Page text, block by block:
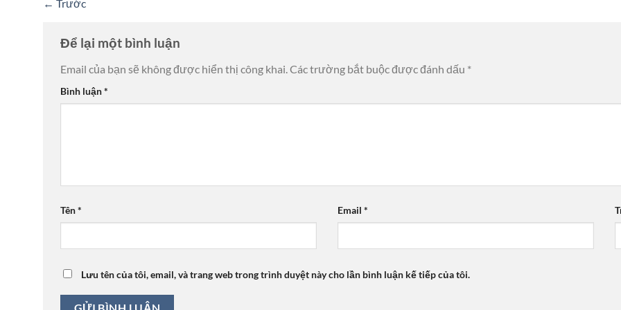
← Trước
Để lại một bình luận
Email của bạn sẽ không được hiển thị công khai.Các trường bắt buộc được đánh dấu *
Bình luận*
Tên* Email *
Lưu tên của tôi, email, và trang web trong trình duyệt này cho lần bình luận kế tiếp của tôi.